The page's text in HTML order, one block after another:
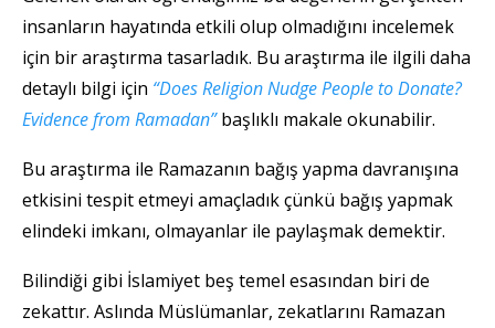
insanların hayatında etkili olup olmadığını incelemek
için bir araştırma tasarladık. Bu araştırma ile ilgili daha
detaylı bilgi için “Does Religion Nudge People to Donate?
Evidence from Ramadan”başlıklı makale okunabilir.
Bu araştırma ile Ramazanın bağış yapma davranışına
etkisini tespit etmeyi amaçladık çünkü bağış yapmak
elindeki imkanı, olmayanlar ile paylaşmak demektir.
Bilindiği gibi İslamiyet beş temel esasından biri de
zekattır. Aslında Müslümanlar, zekatlarını Ramazan